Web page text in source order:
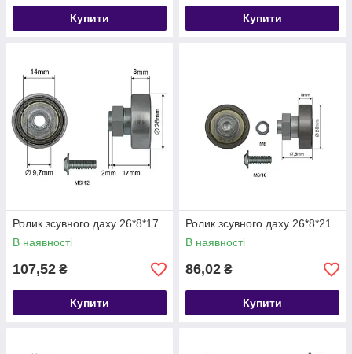
Купити Купити
Ролик зсувного даху 26*8*17
В наявності
107,52 ₴
Купити
Ролик зсувного даху 26*8*21
В наявності
86,02 ₴
Купити